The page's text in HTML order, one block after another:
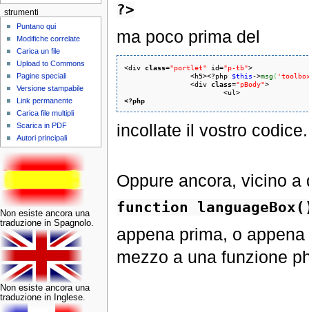
?>
ma poco prima del
<div class="portlet" id="p-tb">
		<h5><?php
$this->msg(
		<div
class="pBody">
<?php
incollate il vostro codice.
Oppure ancora, vicino a
function
appena prima, o
mezzo a una funzione
strumenti
Puntano qui
Modifiche correlate
Carica un file
Upload to Commons
Pagine speciali
Versione stampabile
Link permanente
Carica file multipli
Scarica in PDF
Autori principali
Non esiste ancora una
traduzione in Spagnolo.
Non esiste ancora una
traduzione in Inglese.